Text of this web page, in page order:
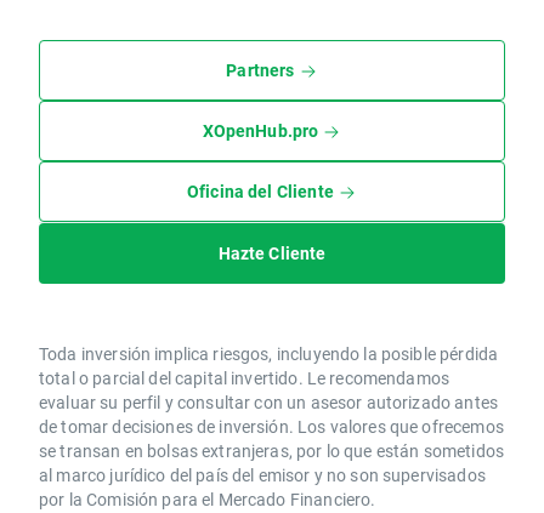
Partners
XOpenHub.pro
Oficina del Cliente
Hazte Cliente
Toda inversión implica riesgos, incluyendo la posible pérdida
total o parcial del capital invertido. Le recomendamos
evaluar su perfil y consultar con un asesor autorizado antes
de tomar decisiones de inversión. Los valores que ofrecemos
se transan en bolsas extranjeras, por lo que están sometidos
al marco jurídico del país del emisor y no son supervisados
por la Comisión para el Mercado Financiero.